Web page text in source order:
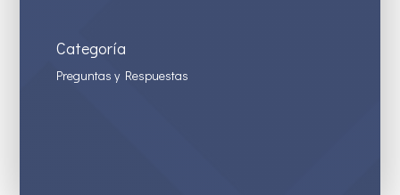
Categoría
Preguntas y Respuestas